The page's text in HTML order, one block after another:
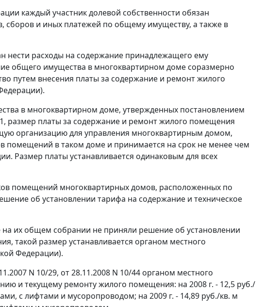
каждый участник долевой собственности обязан
сборов и иных платежей по общему имуществу, а также в
нести расходы на содержание принадлежащего ему
общего имущества в многоквартирном доме соразмерно
путем внесения платы за содержание и ремонт жилого
в многоквартирном доме, утвержденных постановлением
размер платы за содержание и ремонт жилого помещения
организацию для управления многоквартирным домом,
помещений в таком доме и принимается на срок не менее чем
Размер платы устанавливается одинаковым для всех
помещений многоквартирных домов, расположенных по
об установлении тарифа на содержание и техническое
их общем собрании не приняли решение об установлении
такой размер устанавливается органом местного
Федерации).
N 10/29, от 28.11.2008 N 10/44 органом местного
и текущему ремонту жилого помещения: на 2008 г. - 12,5 руб./
с лифтами и мусоропроводом; на 2009 г. - 14,89 руб./кв. м